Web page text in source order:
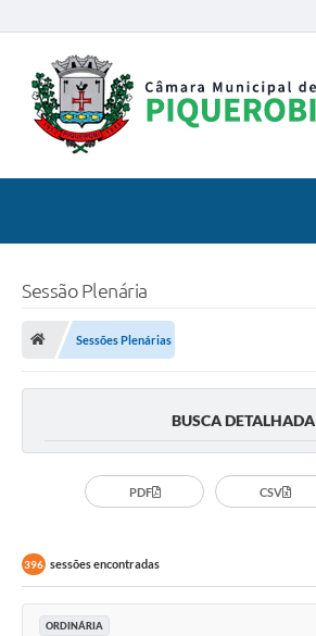
Sessão Plenária
Sessões Plenárias
BUSCA DETALHADA
PDF CSV
396 sessões encontradas
ORDINÁRIA